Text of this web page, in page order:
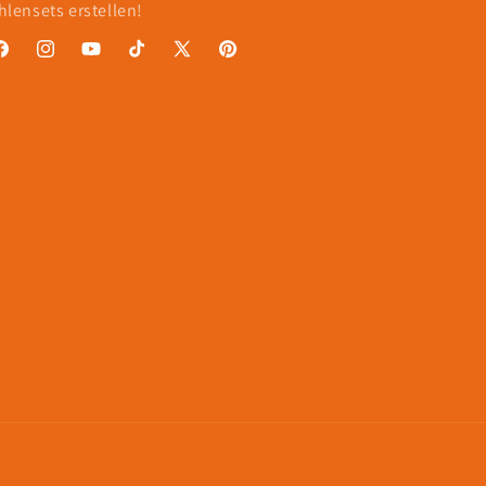
erstellen!
InstagramYouTubeTikTok
X
Pinterest